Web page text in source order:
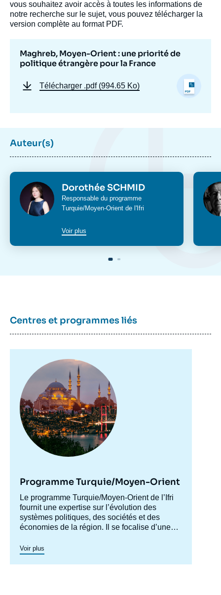
vous souhaitez avoir accès à toutes les informations de
notre recherche sur le sujet, vous pouvez télécharger la
version complète au format PDF.
Maghreb, Moyen-Orient : une priorité de
politique étrangère pour la France
Télécharger .pdf (994.65 Ko)
Auteur(s)
Photo Dorothée SCHMID
Intitulé
du
Responsable du programme
Turquie/Moyen-Orient de l'Ifri
Voir plus
Centres et programmes liés
principale
Programme Turquie/Moyen-Orient
Accroche
centre
Le programme Turquie/Moyen-Orient de l’Ifri
fournit une expertise sur l’évolution des
systèmes politiques, des sociétés et des
économies de la région. Il se focalise d’une
(influences turque et iranienne, risque de
morcellement des États de la région,
recompositions diplomatiques), et également
Voir plus
Maghreb, Moyen-Orient : une priorité de
politique étrangère pour la France », Ifri, 3
mai 2017.
Copier